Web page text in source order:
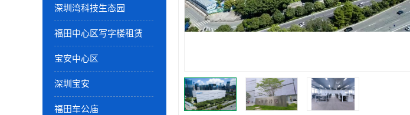
深圳湾科技生态园
福田中心区写字楼租赁
宝安中心区
深圳宝安
福田车公庙